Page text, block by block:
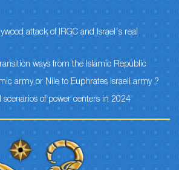
attack of IRGC and Israel's real
ways from the Islamic Republic
army or Nile to Euphrates Israeli army ?
of power centers in 2024